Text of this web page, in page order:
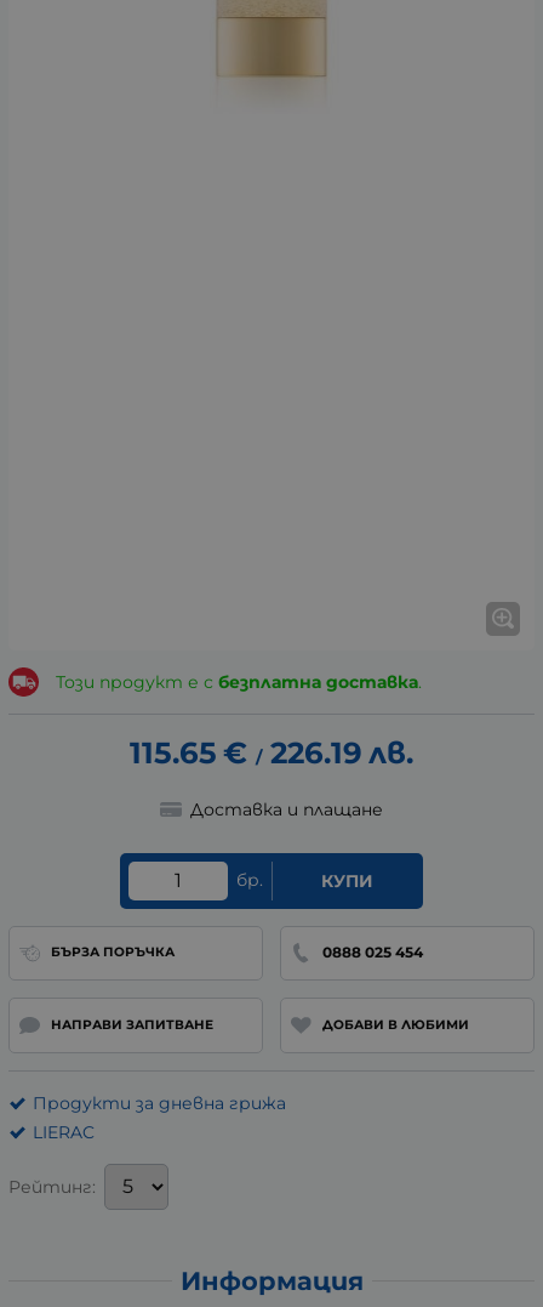
Този продукт е с безплатна доставка.
115.65 € / 226.19 лв.
Доставка и плащане
бр. КУПИ
БЪРЗА ПОРЪЧКА 0888 025 454
НАПРАВИ ЗАПИТВАНЕ ДОБАВИ В ЛЮБИМИ
Продукти за дневна грижа
LIERAC
Рейтинг:
Информация